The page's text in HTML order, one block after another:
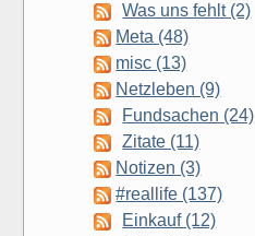
Was uns fehlt (2)
Meta (48)
misc (13)
Netzleben (9)
Fundsachen (24)
Zitate (11)
Notizen (3)
#reallife (137)
Einkauf (12)